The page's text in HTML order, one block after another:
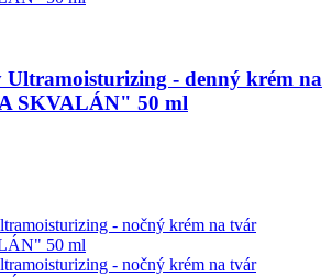
Ultramoisturizing - denný krém na
SKVALÁN" 50 ml